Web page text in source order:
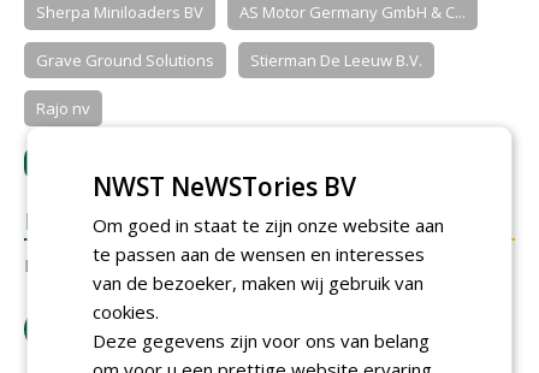
Sherpa Miniloaders BV AS Motor Germany GmbH & C...
Grave Ground Solutions Stierman De Leeuw B.V.
Rajo nv
REACTIES
Er zijn nog geen reacties.
NWST NeWSTories BV
Om goed in staat te zijn onze website aan
te passen aan de wensen en interesses
van de bezoeker, maken wij gebruik van
cookies.
Deze gegevens zijn voor ons van belang
om voor u een prettige website ervaring